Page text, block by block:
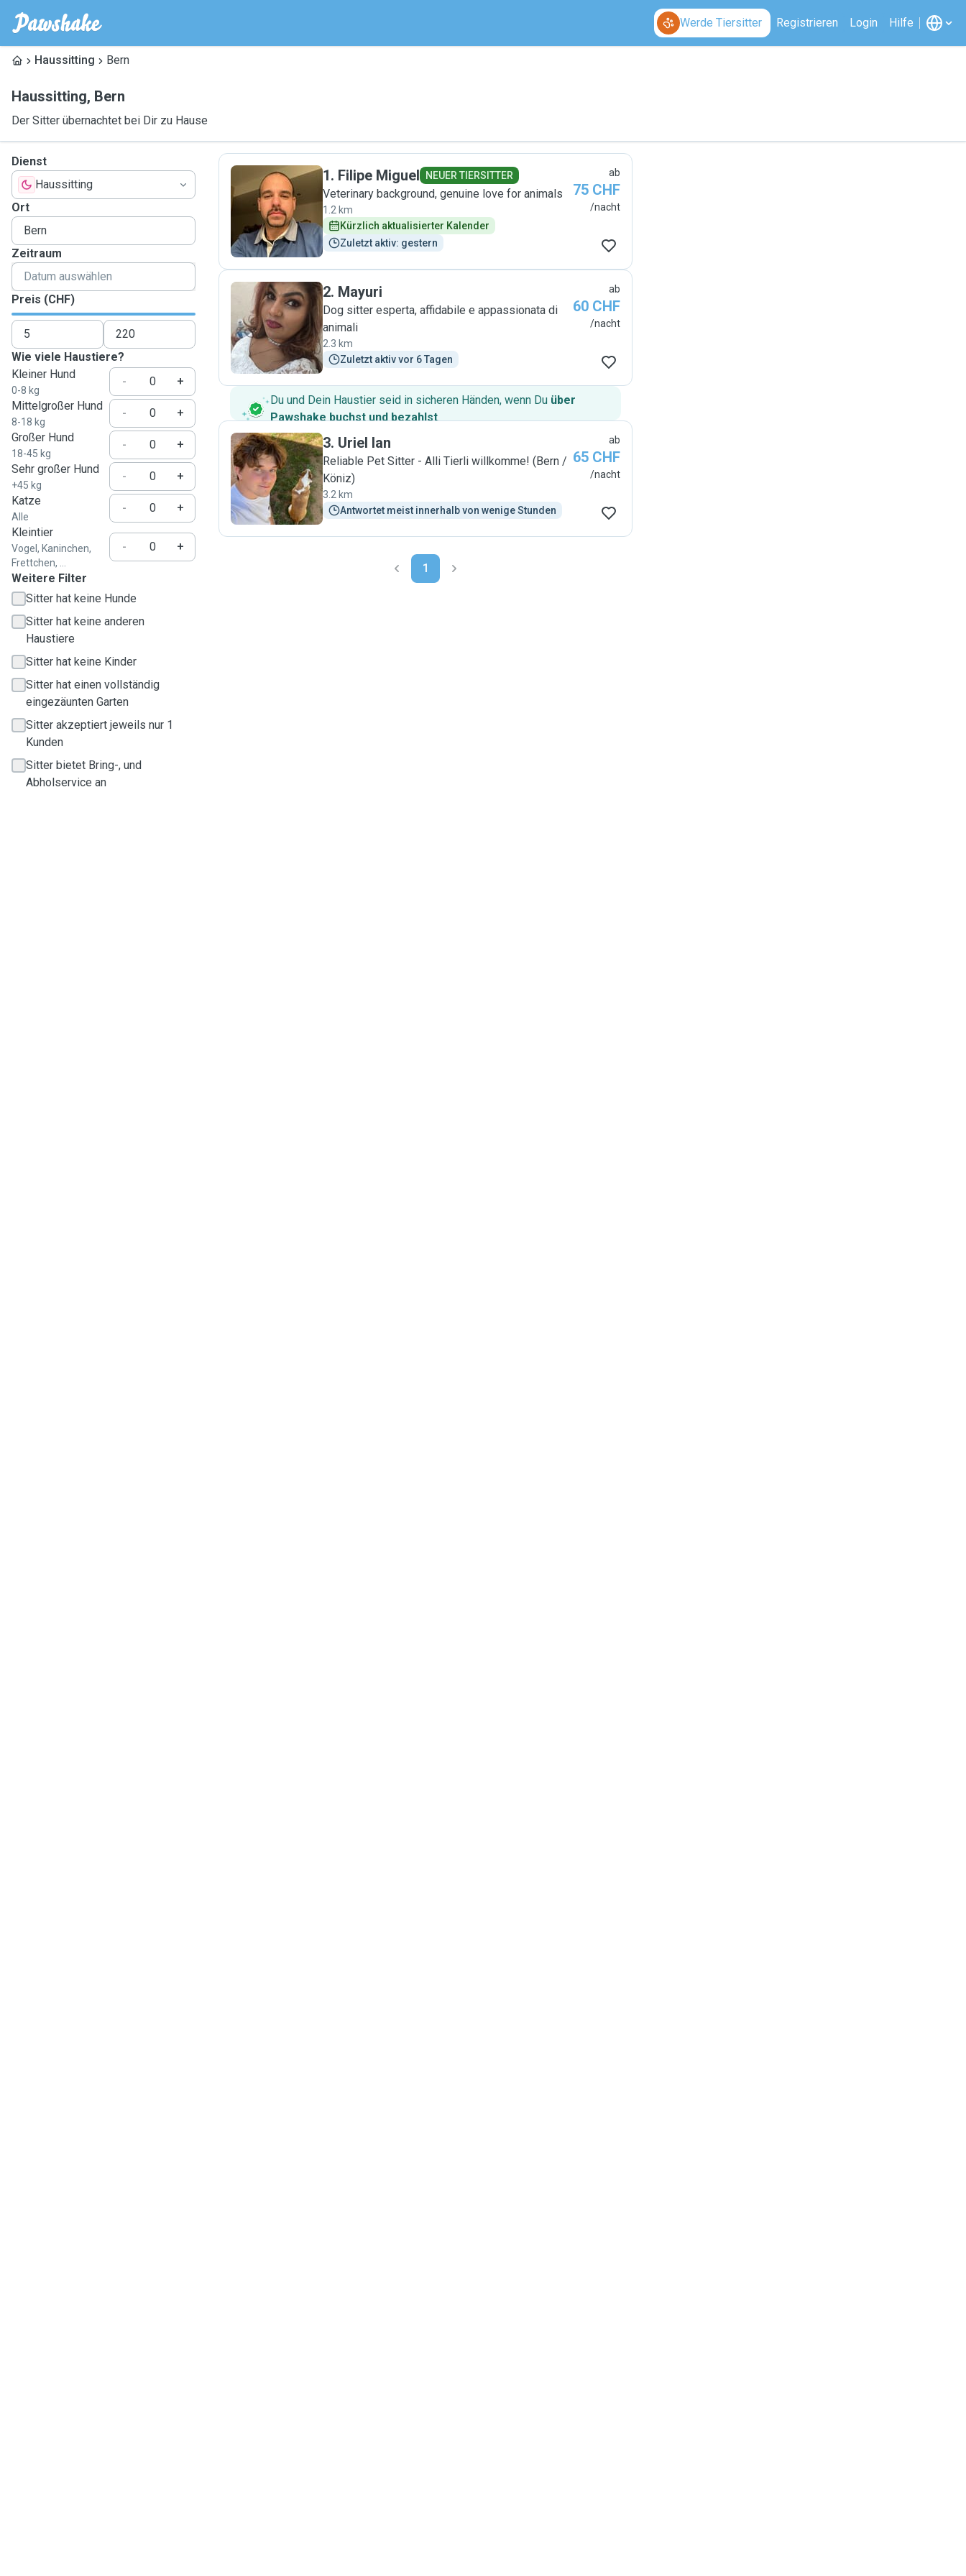
Werde Tiersitter Registrieren Login Hilfe
Haussitting Bern
Haussitting, Bern
Der Sitter übernachtet bei Dir zu Hause
Dienst
Haussitting
Ort
Zeitraum
Preis (CHF)
Wie viele Haustiere?
Kleiner Hund
0-8 kg
-
+
Mittelgroßer Hund
8-18 kg
-
+
Großer Hund
18-45 kg
-
+
Sehr großer Hund
+45 kg
-
+
Katze
Alle
-
+
Kleintier
Vogel, Kaninchen,
Frettchen, ...
- +
Weitere Filter
Sitter hat keine Hunde
Sitter hat keine anderen
Haustiere
Sitter hat keine Kinder
Sitter hat einen vollständig
eingezäunten Garten
Sitter akzeptiert jeweils nur 1
Kunden
Sitter bietet Bring-, und
Abholservice an
F
1. Filipe Miguel NEUER TIERSITTER
Veterinary background, genuine love for animals
1.2 km
Kürzlich aktualisierter Kalender
Zuletzt aktiv: gestern
ab
75 CHF
/nacht
M
2. Mayuri
Dog sitter esperta, affidabile e appassionata di
animali
2.3 km
Zuletzt aktiv vor 6 Tagen
ab
60 CHF
/nacht
Du und Dein Haustier seid in sicheren Händen, wenn Du über
Pawshake buchst und bezahlst.
U
3. Uriel Ian
Reliable Pet Sitter - Alli Tierli willkomme! (Bern /
Köniz)
3.2 km
Antwortet meist innerhalb von wenige Stunden
ab
65 CHF
/nacht
1